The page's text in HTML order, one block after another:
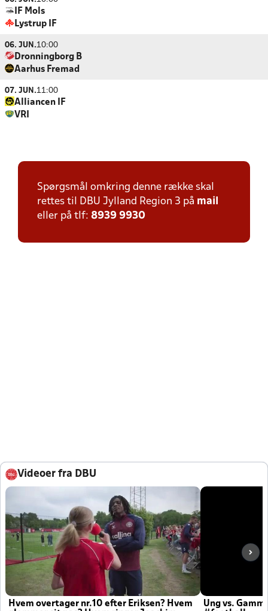
IF Mols
Lystrup IF
06. JUN.10:00
Dronningborg B
Aarhus Fremad
07. JUN.11:00
Alliancen IF
VRI
Spørgsmål omkring denne række skal
rettes til DBU Jylland Region 3 på mail
eller på tlf: 8939 9930
Videoer fra DBU
Hvem overtager nr.10 efter Eriksen? Hvem
Ung vs.